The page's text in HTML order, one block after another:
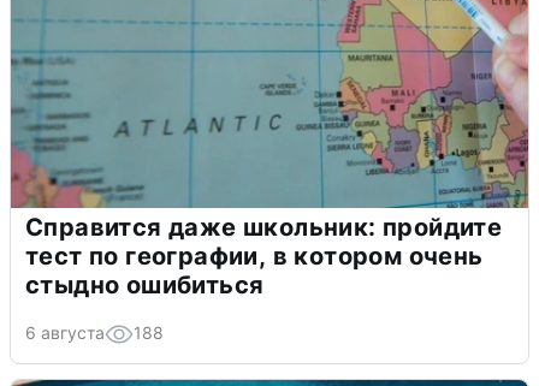
Справится даже школьник: пройдите
тест по географии, в котором очень
стыдно ошибиться
6 августа 188